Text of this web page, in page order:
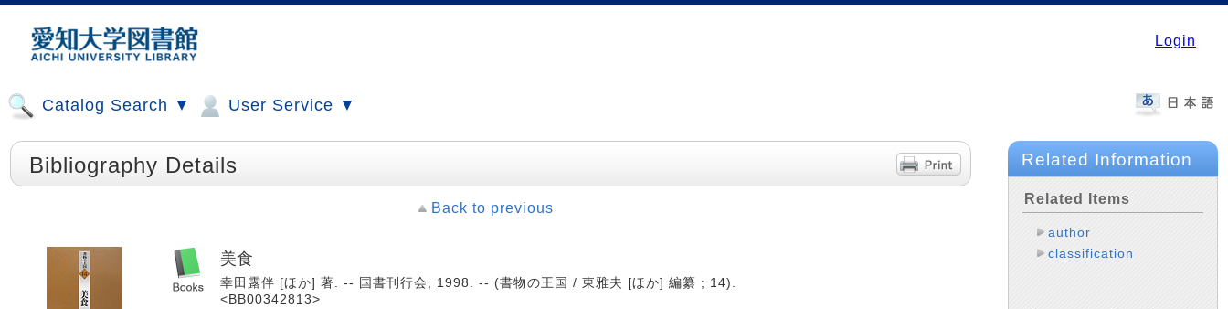
Login
Catalog Search ▼ User Service ▼
Bibliography Details
Back to previous
美食
幸田露伴 [ほか] 著. -- 国書刊行会, 1998. -- (書物の王国 / 東雅夫 [ほか] 編纂 ; 14).
<BB00342813>
Related Information
Related Items
author
classification